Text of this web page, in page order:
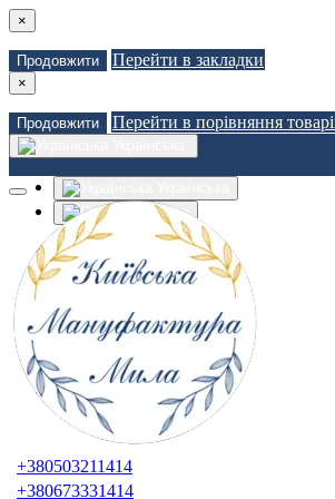
×
Продовжити Перейти в закладки
×
Продовжити Перейти в порівняння
Russian
Закладки (0)
Порівняння товарів (0)
Зв'язатися з нами
Авторизація
Реєстрація
+380503211414
+380673331414